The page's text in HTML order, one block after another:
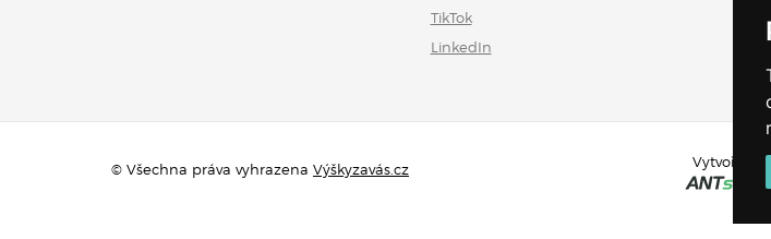
TikTok
LinkedIn
© Všechna práva vyhrazena Výškyzavás.cz Vytvořeno v